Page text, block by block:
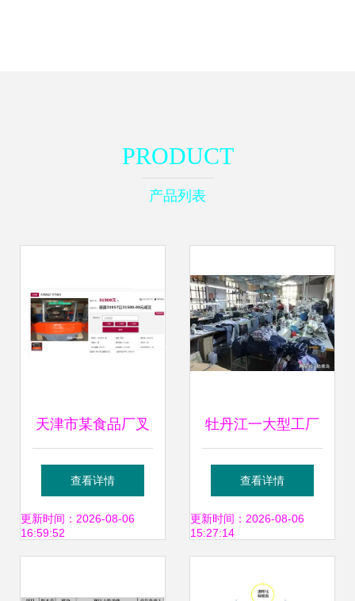
PRODUCT
产品列表
天津市某食品厂叉
车拍卖业务圆满落
槌 两台设备以
查看详情
更新时间：2026-08-06
16:59:52
牡丹江一大型工厂
二拍遇冷，1044.7
万元无人问津的背
查看详情
更新时间：2026-08-06
15:27:14